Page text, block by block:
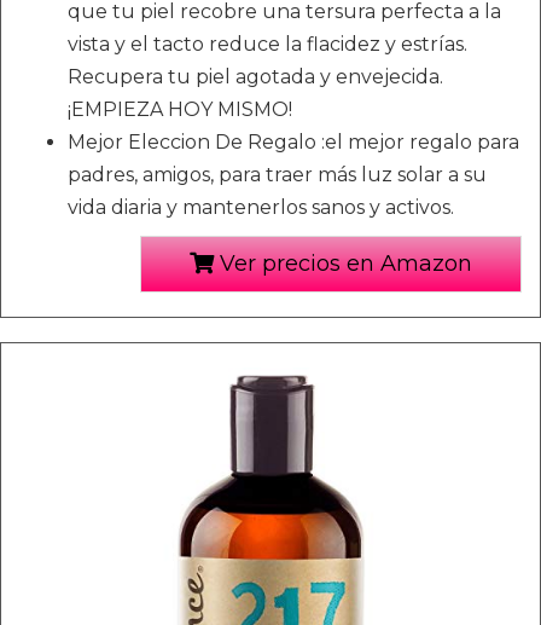
que tu piel recobre una tersura perfecta a la
vista y el tacto reduce la flacidez y estrías.
Recupera tu piel agotada y envejecida.
¡EMPIEZA HOY MISMO!
Mejor Eleccion De Regalo :el mejor regalo para
padres, amigos, para traer más luz solar a su
vida diaria y mantenerlos sanos y activos.
Ver precios en Amazon